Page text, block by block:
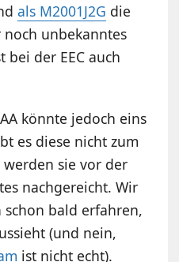
als M2001J2G die
noch unbekanntes
bei der EEC auch
könnte jedoch eins
es diese nicht zum
sie vor der
nachgereicht. Wir
bald erfahren,
(und nein,
ist nicht echt).